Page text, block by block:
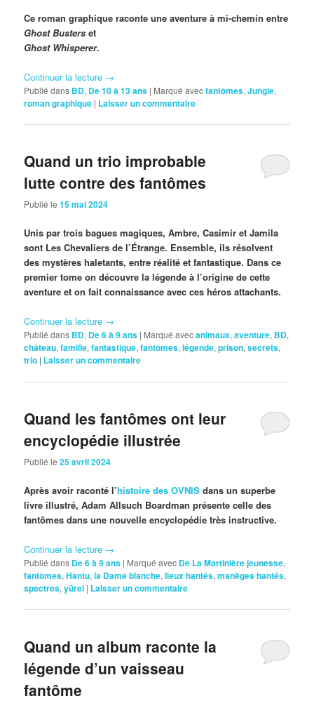
Ce roman graphique raconte une aventure à mi-chemin entre
Ghost Busters et
Ghost Whisperer.
Continuer la lecture →
Publié dans BD, De 10 à 13 ans | Marqué avecfantômes,Jungle,
roman graphique | Laisser un commentaire
Quand un trio improbable
lutte contre des fantômes
Publié le15 mai 2024
Unis par trois bagues magiques, Ambre, Casimir et Jamila
sont Les Chevaliers de l’Étrange. Ensemble, ils résolvent
des mystères haletants, entre réalité et fantastique. Dans ce
premier tome on découvre la légende à l’origine de cette
aventure et on fait connaissance avec ces héros attachants.
Continuer la lecture →
Publié dans BD, De 6 à 9 ans | Marqué avecanimaux,aventure, BD,
château,famille,fantastique,fantômes,légende,prison,secrets,
trio | Laisser un commentaire
Quand les fantômes ont leur
encyclopédie illustrée
Publié le25 avril 2024
Après avoir raconté l’histoire des OVNIS dans un superbe
livre illustré, Adam Allsuch Boardman présente celle des
fantômes dans une nouvelle encyclopédie très instructive.
Continuer la lecture →
Publié dans De 6 à 9 ans | Marqué avec De La Martinière jeunesse,
fantômes,Hantu,la Dame blanche,lieux hantés,manèges hantés,
spectres,yūrei | Laisser un commentaire
Quand un album raconte la
légende d’un vaisseau
fantôme